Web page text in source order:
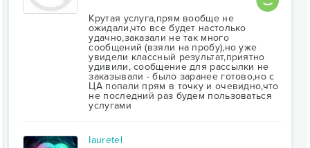
Крутая услуга,прям вообще не
ожидали,что все будет настолько
удачно,заказали не так много
сообщений (взяли на пробу),но уже
увидели классный результат,приятно
удивили, сообщение для рассылки не
заказывали - было заранее готово,но с
ЦА попали прям в точку и очевидно,что
не последний раз будем пользоваться
услугами
Iauretel